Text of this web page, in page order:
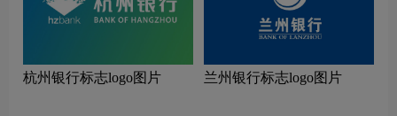
杭州银行标志logo图片 兰州银行标志logo图片